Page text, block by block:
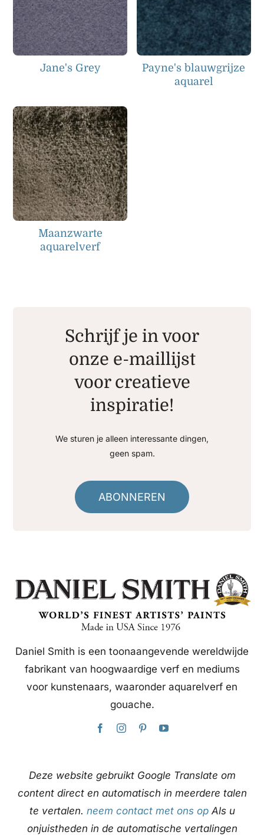
Jane's Grey
Payne's blauwgrijze
aquarel
Maanzwarte
aquarelverf
Schrijf je in voor
onze e-maillijst
voor creatieve
inspiratie!
We sturen je alleen interessante dingen,
geen spam.
ABONNEREN
Daniel Smith is een toonaangevende wereldwijde
fabrikant van hoogwaardige verf en mediums
voor kunstenaars, waaronder aquarelverf en
gouache.
Deze website gebruikt Google Translate om
content direct en automatisch in meerdere talen
te vertalen. neem contact met ons opAls u
onjuistheden in de automatische vertalingen